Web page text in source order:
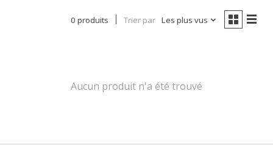
0 produits Trier par Les plus vus
Aucun produit n'a été trouvé